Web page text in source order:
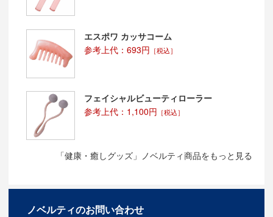
エスポワ カッサコーム
参考上代：693円 ［税込］
フェイシャルビューティローラー
参考上代：1,100円 ［税込］
「健康・癒しグッズ」ノベルティ商品をもっと見る
ノベルティのお問い合わせ